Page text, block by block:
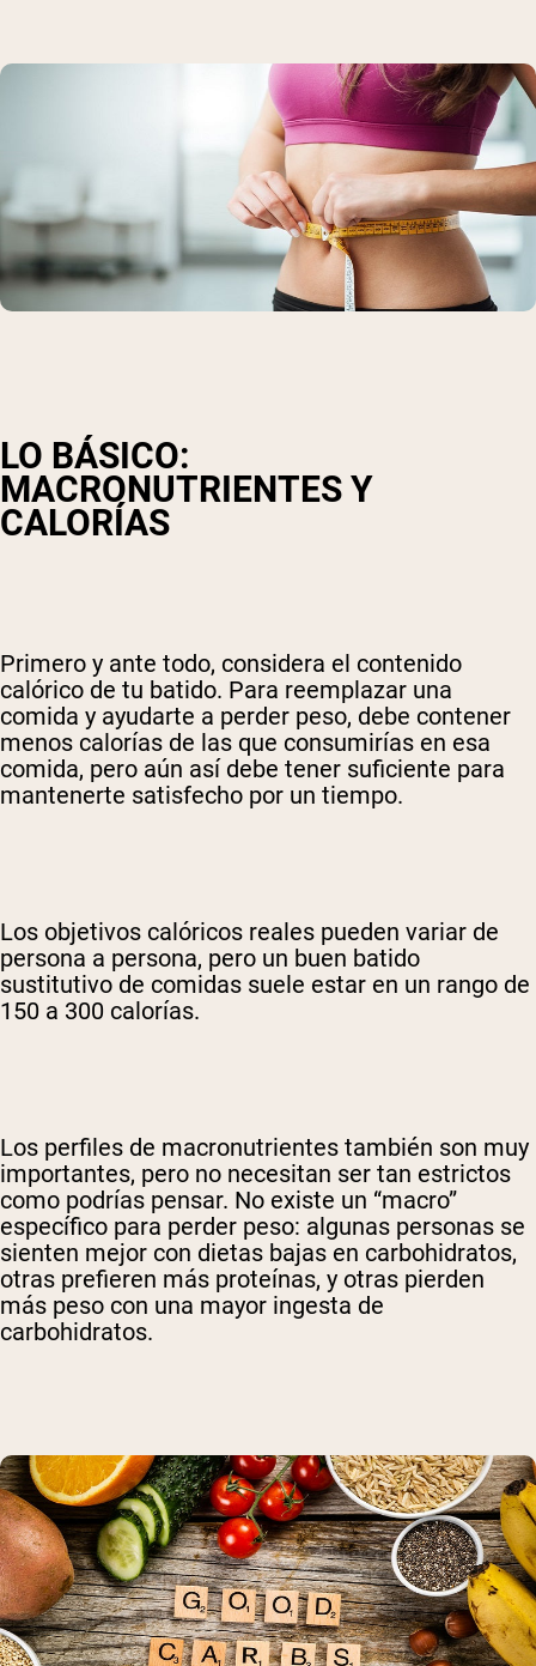
LO BÁSICO:
MACRONUTRIENTES Y
CALORÍAS
Primero y ante todo, considera el contenido
calórico de tu batido. Para reemplazar una
comida y ayudarte a perder peso, debe contener
menos calorías de las que consumirías en esa
comida, pero aún así debe tener suficiente para
mantenerte satisfecho por un tiempo.
Los objetivos calóricos reales pueden variar de
persona a persona, pero un buen batido
sustitutivo de comidas suele estar en un rango de
150 a 300 calorías.
Los perfiles de macronutrientes también son muy
importantes, pero no necesitan ser tan estrictos
como podrías pensar. No existe un “macro”
específico para perder peso: algunas personas se
sienten mejor con dietas bajas en carbohidratos,
otras prefieren más proteínas, y otras pierden
más peso con una mayor ingesta de
carbohidratos.